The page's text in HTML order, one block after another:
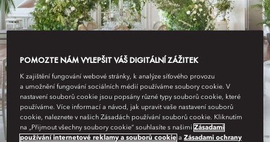
RITZ MADRID
POMOZTE NÁM VYLEPŠIT VÁŠ DIGITÁLNÍ ZÁŽITEK
K zajištění fungování webové stránky, k analýze síťového provozu
a umožnění fungování sociálních médií používáme soubory cookie. V
nastavení souborů cookie jsou popsány různé typy souborů cookie, které
používáme. Více informací a návod, jak upravit vaše nastavení souborů
cookie, naleznete v našich Zásadách používání souborů cookie. Kliknutím
na „Přijmout všechny soubory cookie“ souhlasíte s našimiZásadami
používání internetové reklamy a souborů cookie aZásadami ochrany